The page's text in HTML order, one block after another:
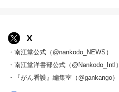
X
・南江堂公式（@nankodo_NEWS）
・南江堂洋書部公式（@Nankodo_Intl）
・『がん看護』編集室（@gankango）